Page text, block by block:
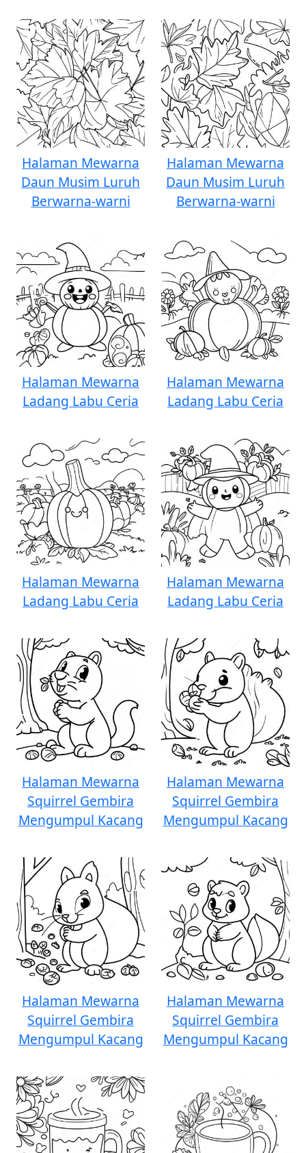
Halaman Mewarna
Daun Musim Luruh
Berwarna-warni
Halaman Mewarna
Daun Musim Luruh
Berwarna-warni
Halaman Mewarna
Ladang Labu Ceria
Halaman Mewarna
Ladang Labu Ceria
Halaman Mewarna
Ladang Labu Ceria
Halaman Mewarna
Ladang Labu Ceria
Halaman Mewarna
Squirrel Gembira
Mengumpul Kacang
Halaman Mewarna
Squirrel Gembira
Mengumpul Kacang
Halaman Mewarna
Squirrel Gembira
Mengumpul Kacang
Halaman Mewarna
Squirrel Gembira
Mengumpul Kacang